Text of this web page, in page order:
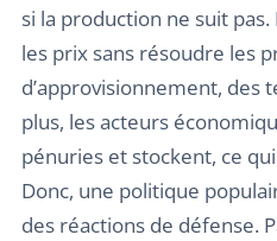
si la production ne suit pas.
les prix sans résoudre les
d’approvisionnement, des
plus, les acteurs
pénuries et stockent, ce
Donc, une politique
des réactions de défense.